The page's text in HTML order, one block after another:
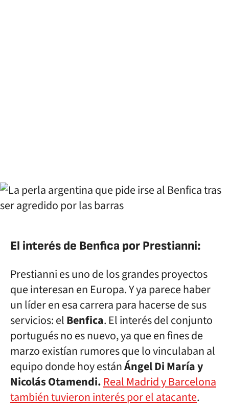
El interés de Benfica por Prestianni:
Prestianni es uno de los grandes proyectos
que interesan en Europa. Y ya parece haber
un líder en esa carrera para hacerse de sus
servicios: elBenfica. El interés del conjunto
portugués no es nuevo, ya que en fines de
marzo existían rumores que lo vinculaban al
equipo donde hoy estánÁngel Di María y
Nicolás Otamendi. Real Madrid y Barcelona
también tuvieron interés por el atacante.